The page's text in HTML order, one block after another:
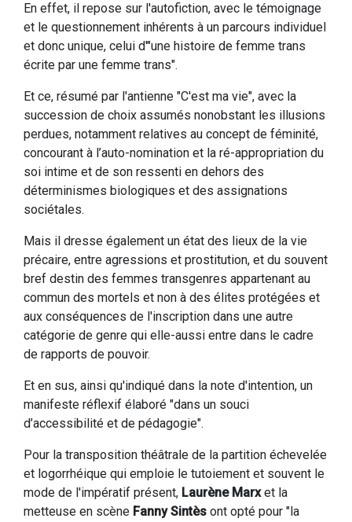
En effet, il repose sur l'autofiction, avec le témoignage
et le questionnement inhérents à un parcours individuel
et donc unique, celui d'"une histoire de femme trans
écrite par une femme trans".
Et ce, résumé par l'antienne "C'est ma vie", avec la
succession de choix assumés nonobstant les illusions
perdues, notamment relatives au concept de féminité,
concourant à l’auto-nomination et la ré-appropriation du
soi intime et de son ressenti en dehors des
déterminismes biologiques et des assignations
sociétales.
Mais il dresse également un état des lieux de la vie
précaire, entre agressions et prostitution, et du souvent
bref destin des femmes transgenres appartenant au
commun des mortels et non à des élites protégées et
aux conséquences de l'inscription dans une autre
catégorie de genre qui elle-aussi entre dans le cadre
de rapports de pouvoir.
Et en sus, ainsi qu'indiqué dans la note d'intention, un
manifeste réflexif élaboré "dans un souci
d’accessibilité et de pédagogie".
Pour la transposition théâtrale de la partition échevelée
et logorrhéique qui emploie le tutoiement et souvent le
mode de l'impératif présent, Laurène Marxet la
metteuse en scène Fanny Sintès ont opté pour "la